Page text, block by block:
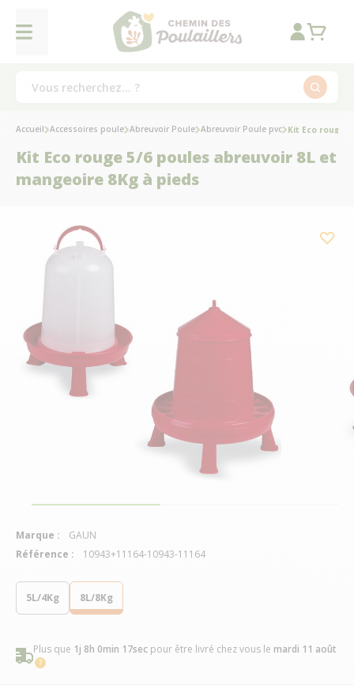
5L/4Kg 8L/8Kg
Plus que 1j 8h 0min 16sec pour être livré chez vous le mardi 11 août
Accueil Accessoires poule Abreuvoir Poule Abreuvoir Poule pvc Kit Eco rouge
Kit Eco rouge 5/6 poules abreuvoir 8L et
mangeoire 8Kg à pieds
Marque :
GAUN
Référence :
10943+11164-10943-11164